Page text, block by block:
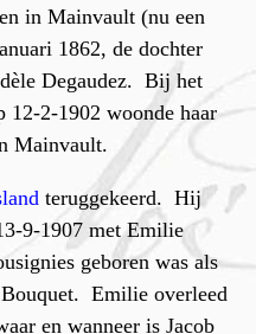
in Mainvault (nu een
1862, de dochter
Degaudez. Bij het
2-1902 woonde haar
Mainvault.
teruggekeerd. Hij
9-1907 met Emilie
geboren was als
Emilie overleed
en wanneer is Jacob